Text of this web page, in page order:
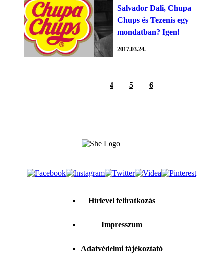
Salvador Dali, Chupa
Chups és Tezenis egy
mondatban? Igen!
2017.03.24.
4 5 6
Hírlevél feliratkozás
Impresszum
Adatvédelmi tájékoztató